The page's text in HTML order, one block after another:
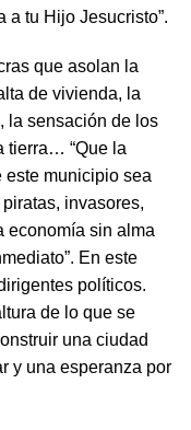
a tu Hijo Jesucristo”.
que asolan la
de vivienda, la
la sensación de los
tierra… “Que la
este municipio sea
invasores,
economía sin alma
En este
políticos.
de lo que se
una ciudad
y una esperanza por